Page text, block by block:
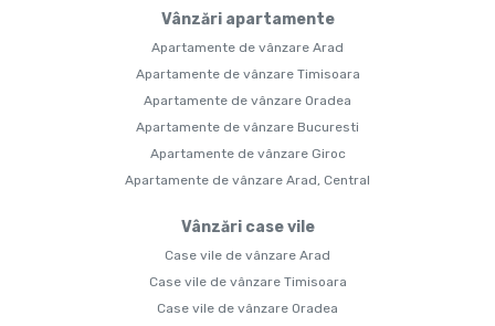
Vânzări apartamente
Apartamente de vânzare Arad
Apartamente de vânzare Timisoara
Apartamente de vânzare Oradea
Apartamente de vânzare Bucuresti
Apartamente de vânzare Giroc
Apartamente de vânzare Arad, Central
Vânzări case vile
Case vile de vânzare Arad
Case vile de vânzare Timisoara
Case vile de vânzare Oradea